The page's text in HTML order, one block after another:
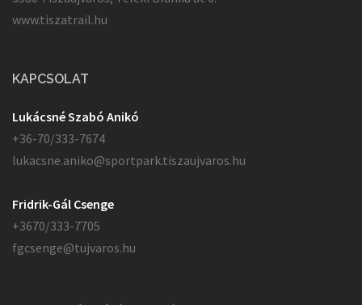
www.tiszatrail.hu
KAPCSOLAT
Lukácsné Szabó Anikó
+36-70/333-7674
lukacsne.aniko@sportpark.tiszaujvaros.hu
Fridrik-Gál Csenge
+3670/333-7705
fgcsenge@tujvaros.hu